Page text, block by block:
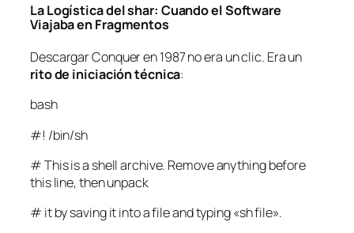
La Logística delshar: Cuando el Software
Viajaba en Fragmentos
Descargar Conquer en 1987 no era un clic. Era un
rito de iniciación técnica:
bash
#! /bin/sh
# This is a shell archive. Remove anything before
this line, then unpack
# it by saving it into a file and typing «sh file».